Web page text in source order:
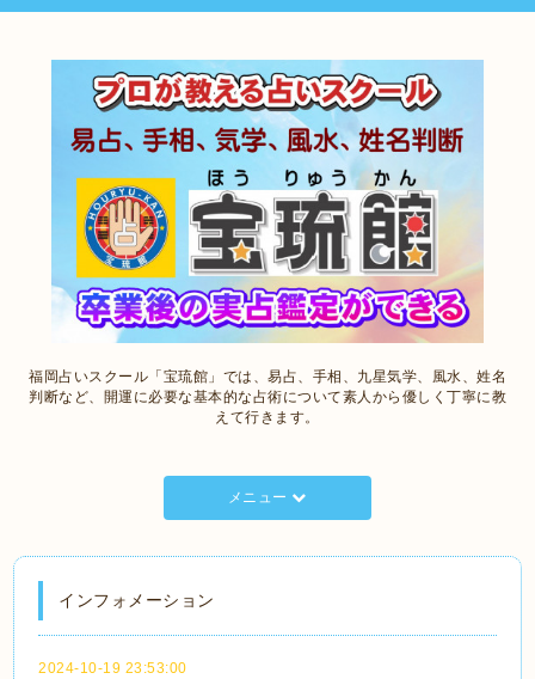
福岡占いスクール「宝琉館」では、易占、手相、九星気学、風水、姓名
判断など、開運に必要な基本的な占術について素人から優しく丁寧に教
えて行きます。
メニュー
インフォメーション
2024-10-19 23:53:00